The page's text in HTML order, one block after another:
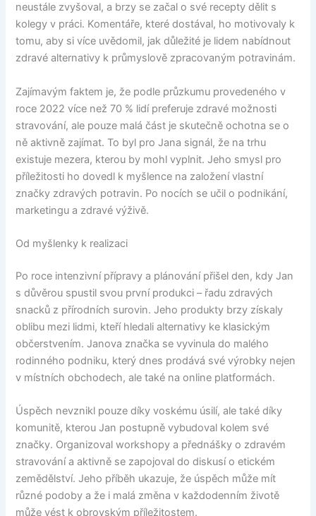
neustále zvyšoval, a brzy se začal o své recepty dělit s
kolegy v práci. Komentáře, které dostával, ho motivovaly k
tomu, aby si více uvědomil, jak důležité je lidem nabídnout
zdravé alternativy k průmyslově zpracovaným potravinám.
Zajímavým faktem je, že podle průzkumu provedeného v
roce 2022 více než 70 % lidí preferuje zdravé možnosti
stravování, ale pouze malá část je skutečně ochotna se o
ně aktivně zajímat. To byl pro Jana signál, že na trhu
existuje mezera, kterou by mohl vyplnit. Jeho smysl pro
příležitosti ho dovedl k myšlence na založení vlastní
značky zdravých potravin. Po nocích se učil o podnikání,
marketingu a zdravé výživě.
Od myšlenky k realizaci
Po roce intenzivní přípravy a plánování přišel den, kdy Jan
s důvěrou spustil svou první produkci – řadu zdravých
snacků z přírodních surovin. Jeho produkty brzy získaly
oblibu mezi lidmi, kteří hledali alternativy ke klasickým
občerstvením. Janova značka se vyvinula do malého
rodinného podniku, který dnes prodává své výrobky nejen
v místních obchodech, ale také na online platformách.
Úspěch nevznikl pouze díky voskému úsilí, ale také díky
komunitě, kterou Jan postupně vybudoval kolem své
značky. Organizoval workshopy a přednášky o zdravém
stravování a aktivně se zapojoval do diskusí o etickém
zemědělství. Jeho příběh ukazuje, že úspěch může mít
různé podoby a že i malá změna v každodenním životě
může vést k obrovským příležitostem.